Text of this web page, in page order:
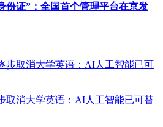
份证”：全国首个管理平台在京发
取消大学英语：AI人工智能已可替